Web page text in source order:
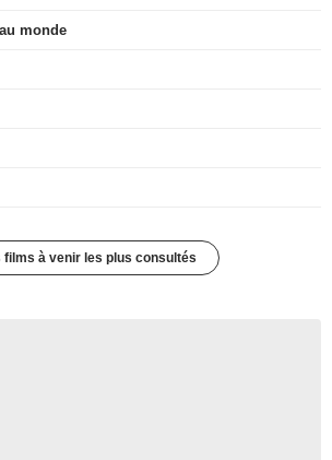
monde
films à venir les plus consultés